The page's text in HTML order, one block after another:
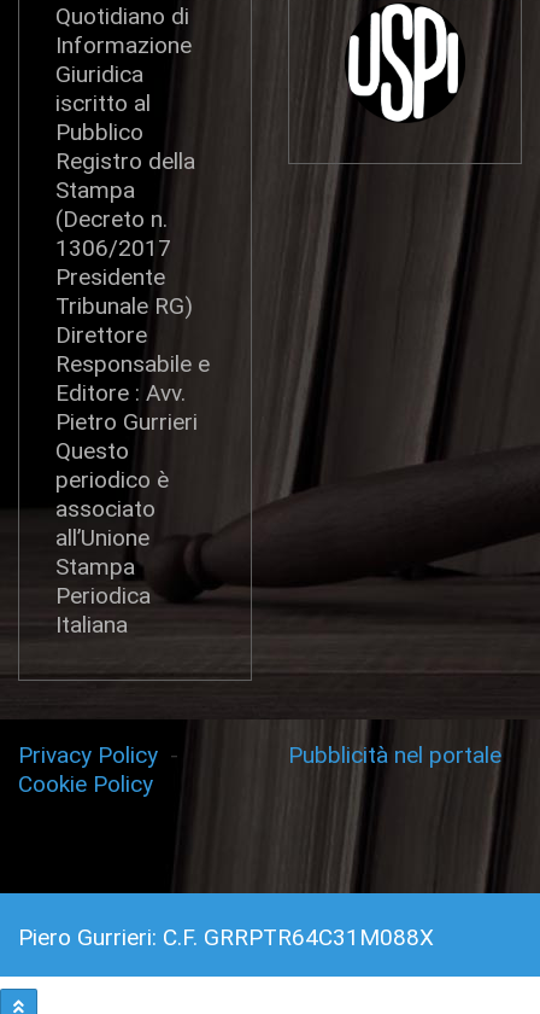
Quotidiano di
Informazione
Giuridica
iscritto al
Pubblico
Registro della
Stampa
(Decreto n.
1306/2017
Presidente
Tribunale RG)
Direttore
Responsabile e
Editore : Avv.
Pietro Gurrieri
Questo
periodico è
associato
all’Unione
Stampa
Periodica
Italiana
Privacy Policy -
Cookie Policy
Pubblicità nel portale
Piero Gurrieri: C.F. GRRPTR64C31M088X